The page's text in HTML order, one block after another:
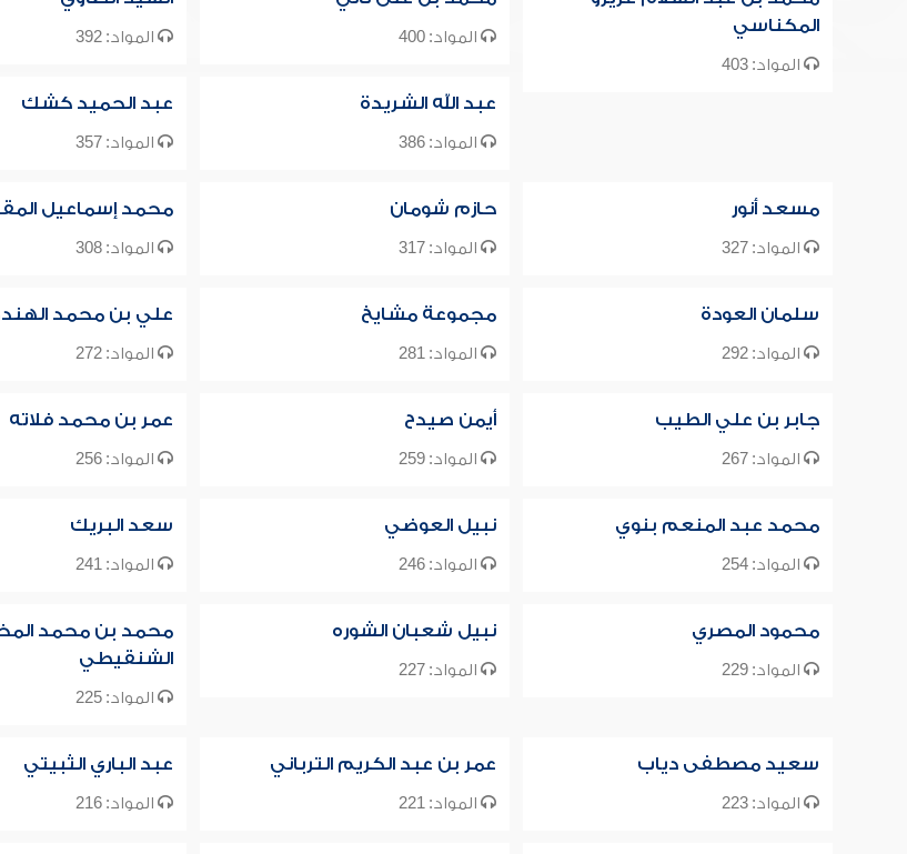
المكناسي
المواد: 403
المواد: 400 المواد: 392
عبد الله الشريدة
المواد: 386
عبد الحميد كشك
المواد: 357
مسعد أنور
المواد: 327
حازم شومان
المواد: 317
محمد إسماعيل
المواد: 308
سلمان العودة
المواد: 292
مجموعة مشايخ
المواد: 281
علي بن محمد
المواد: 272
جابر بن علي الطيب
المواد: 267
أيمن صيدح
المواد: 259
عمر بن محمد فلاته
المواد: 256
محمد عبد المنعم بنوي
المواد: 254
نبيل العوضي
المواد: 246
سعد البريك
المواد: 241
محمود المصري
المواد: 229
نبيل شعبان الشوره
المواد: 227
محمد بن محمد
الشنقيطي
المواد: 225
سعيد مصطفى دياب
المواد: 223
عمر بن عبد الكريم الترباني
المواد: 221
عبد الباري الثبيتي
المواد: 216